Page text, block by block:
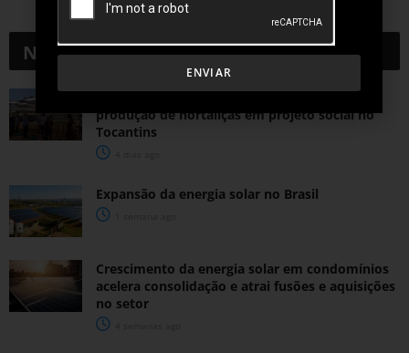
NotíciasRelacionadas
Energia solar permitirá ampliar em 25% a
produção de hortaliças em projeto social no
Tocantins
Expansão da energia solar no Brasil
Crescimento da energia solar em condomínios
acelera consolidação e atrai fusões e aquisições
no setor
ENVIAR